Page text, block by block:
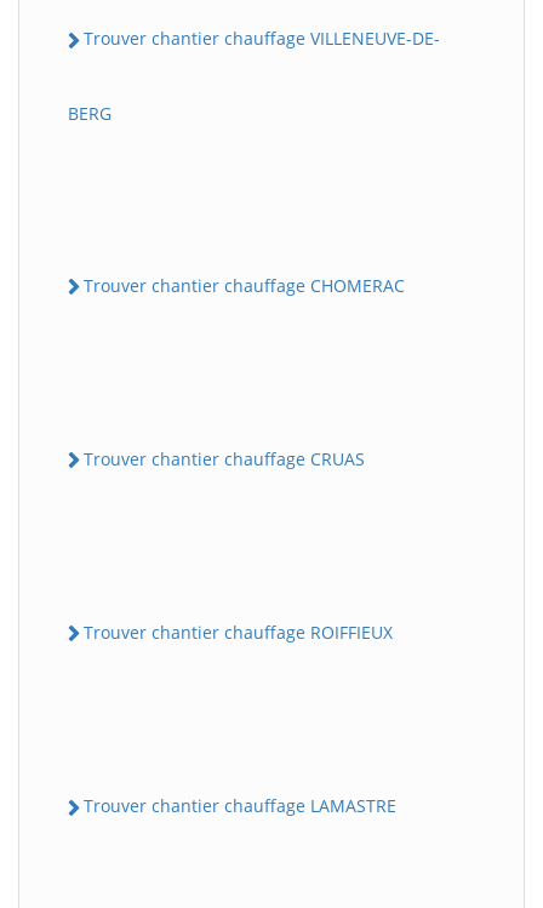
Trouver chantier chauffage VILLENEUVE-DE-
BERG
Trouver chantier chauffage CHOMERAC
Trouver chantier chauffage CRUAS
Trouver chantier chauffage ROIFFIEUX
Trouver chantier chauffage LAMASTRE